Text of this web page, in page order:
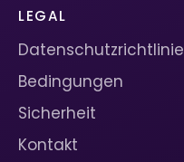
LEGAL
Datenschutzrichtlinie
Bedingungen
Sicherheit
Kontakt